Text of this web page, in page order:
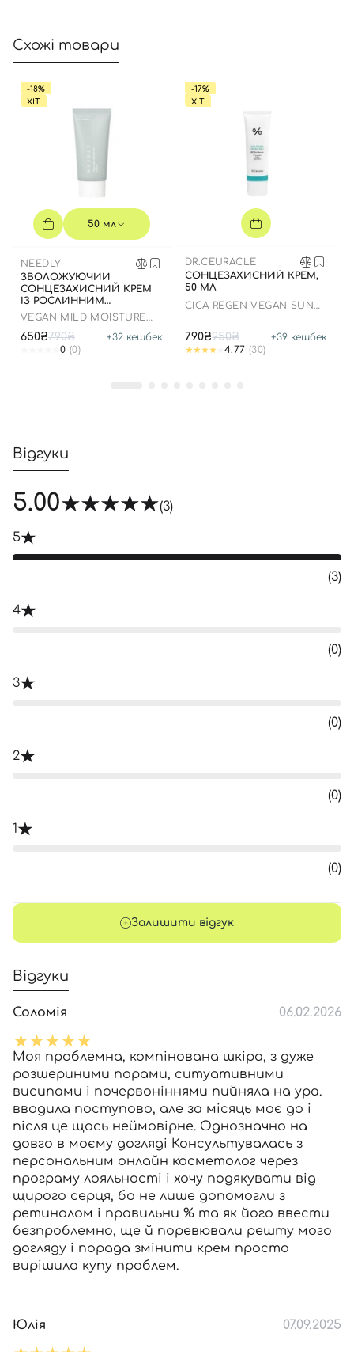
Схожі товари
-18%
ХІТ
50 мл
NEEDLY
ЗВОЛОЖУЮЧИЙ
СОНЦЕЗАХИСНИЙ КРЕМ
ІЗ РОСЛИННИМ
СКВАЛАНОМ ДО 23.03.2027
VEGAN MILD MOISTURE
650₴790₴ +32 кешбек
0 (0)
-17%
ХІТ
DR.CEURACLE
СОНЦЕЗАХИСНИЙ КРЕМ,
50 МЛ
СICA REGEN VEGAN SUN
790₴950₴ +39 кешбек
4.77 (30)
Відгуки
5.00 (3)
5
(3)
4
(0)
3
(0)
2
(0)
1
(0)
Залишити відгук
Відгуки
Соломія 06.02.2026
Моя проблемна, компінована шкіра, з дуже
розшериними порами, ситуативними
висипами і почервоніннями пийняла на ура.
вводила поступово, але за місяць моє до і
після це щось неймовірне. Однозначно на
довго в моєму догляді Консультувалась з
персональним онлайн косметолог через
програму лояльності і хочу подякувати від
щирого серця, бо не лише допомогли з
ретинолом і правильни % та як його ввести
безпроблемно, ще й поревювали решту мого
догляду і порада змінити крем просто
вирішила купу проблем.
Юлія 07.09.2025
Вхід
Номер телефону
Відправляючи форму для авторизації/реєстрації ви
Увійти за допомогою e-mail